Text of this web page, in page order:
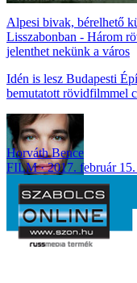
Alpesi bivak, bérelhető
Lisszabonban - Három
jelenthet nekünk a város
Idén is lesz Budapesti
bemutatott rövidfilmmel
Horváth Bence
FILM
2017. február